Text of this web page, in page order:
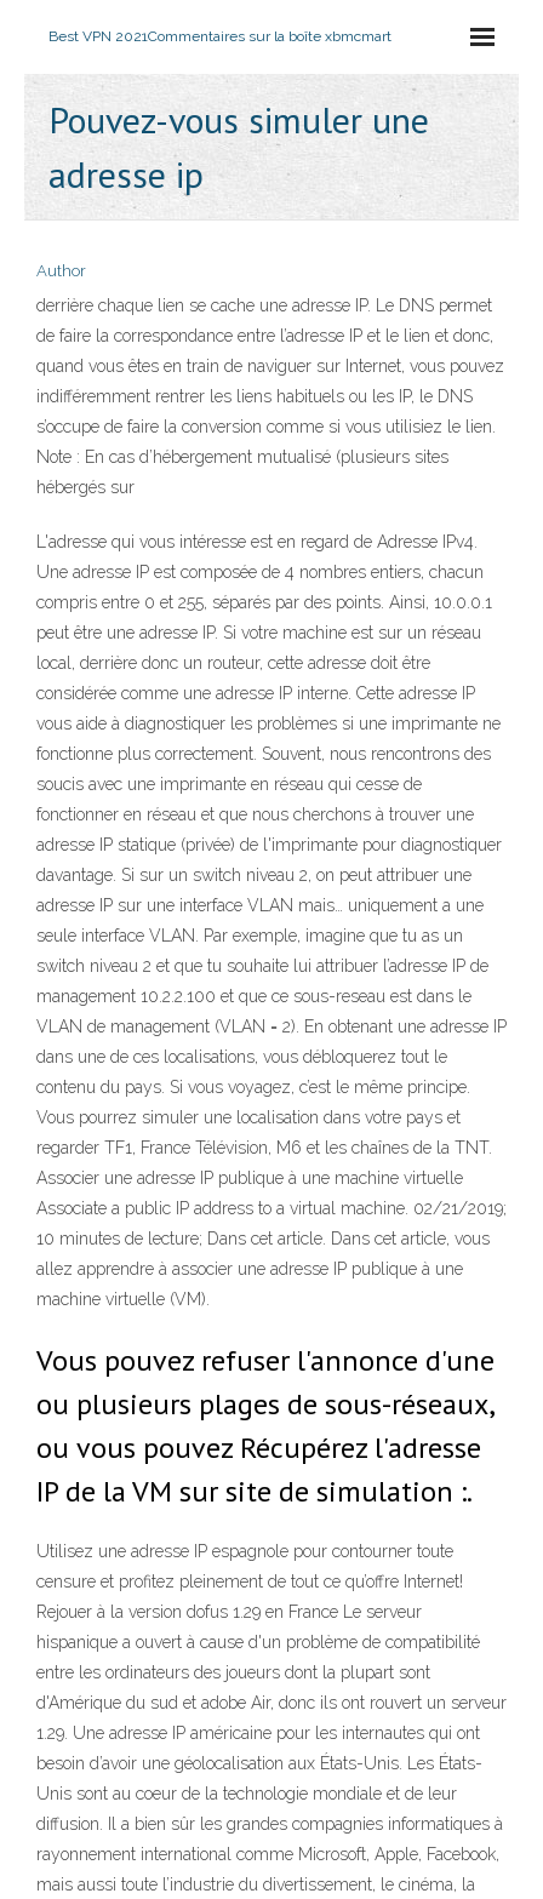
Best VPN 2021Commentaires sur la boîte xbmcmart
Pouvez-vous simuler une
adresse ip
Author
derrière chaque lien se cache une adresse IP. Le DNS permet
de faire la correspondance entre l’adresse IP et le lien et donc,
quand vous êtes en train de naviguer sur Internet, vous pouvez
indifféremment rentrer les liens habituels ou les IP, le DNS
s’occupe de faire la conversion comme si vous utilisiez le lien.
Note : En cas d’hébergement mutualisé (plusieurs sites
hébergés sur
L'adresse qui vous intéresse est en regard de Adresse IPv4.
Une adresse IP est composée de 4 nombres entiers, chacun
compris entre 0 et 255, séparés par des points. Ainsi, 10.0.0.1
peut être une adresse IP. Si votre machine est sur un réseau
local, derrière donc un routeur, cette adresse doit être
considérée comme une adresse IP interne. Cette adresse IP
vous aide à diagnostiquer les problèmes si une imprimante ne
fonctionne plus correctement. Souvent, nous rencontrons des
soucis avec une imprimante en réseau qui cesse de
fonctionner en réseau et que nous cherchons à trouver une
adresse IP statique (privée) de l'imprimante pour diagnostiquer
davantage. Si sur un switch niveau 2, on peut attribuer une
adresse IP sur une interface VLAN mais… uniquement a une
seule interface VLAN. Par exemple, imagine que tu as un
switch niveau 2 et que tu souhaite lui attribuer l’adresse IP de
management 10.2.2.100 et que ce sous-reseau est dans le
VLAN de management (VLAN = 2). En obtenant une adresse IP
dans une de ces localisations, vous débloquerez tout le
contenu du pays. Si vous voyagez, c’est le même principe.
Vous pourrez simuler une localisation dans votre pays et
regarder TF1, France Télévision, M6 et les chaînes de la TNT.
Associer une adresse IP publique à une machine virtuelle
Associate a public IP address to a virtual machine. 02/21/2019;
10 minutes de lecture; Dans cet article. Dans cet article, vous
allez apprendre à associer une adresse IP publique à une
machine virtuelle (VM).
Vous pouvez refuser l'annonce d'une
ou plusieurs plages de sous-réseaux,
ou vous pouvez Récupérez l'adresse
IP de la VM sur site de simulation :.
Utilisez une adresse IP espagnole pour contourner toute
censure et profitez pleinement de tout ce qu’offre Internet!
Rejouer à la version dofus 1.29 en France Le serveur
hispanique a ouvert à cause d'un problème de compatibilité
entre les ordinateurs des joueurs dont la plupart sont
d'Amérique du sud et adobe Air, donc ils ont rouvert un serveur
1.29. Une adresse IP américaine pour les internautes qui ont
besoin d’avoir une géolocalisation aux États-Unis. Les États-
Unis sont au coeur de la technologie mondiale et de leur
diffusion. Il a bien sûr les grandes compagnies informatiques à
rayonnement international comme Microsoft, Apple, Facebook,
mais aussi toute l’industrie du divertissement, le cinéma, la